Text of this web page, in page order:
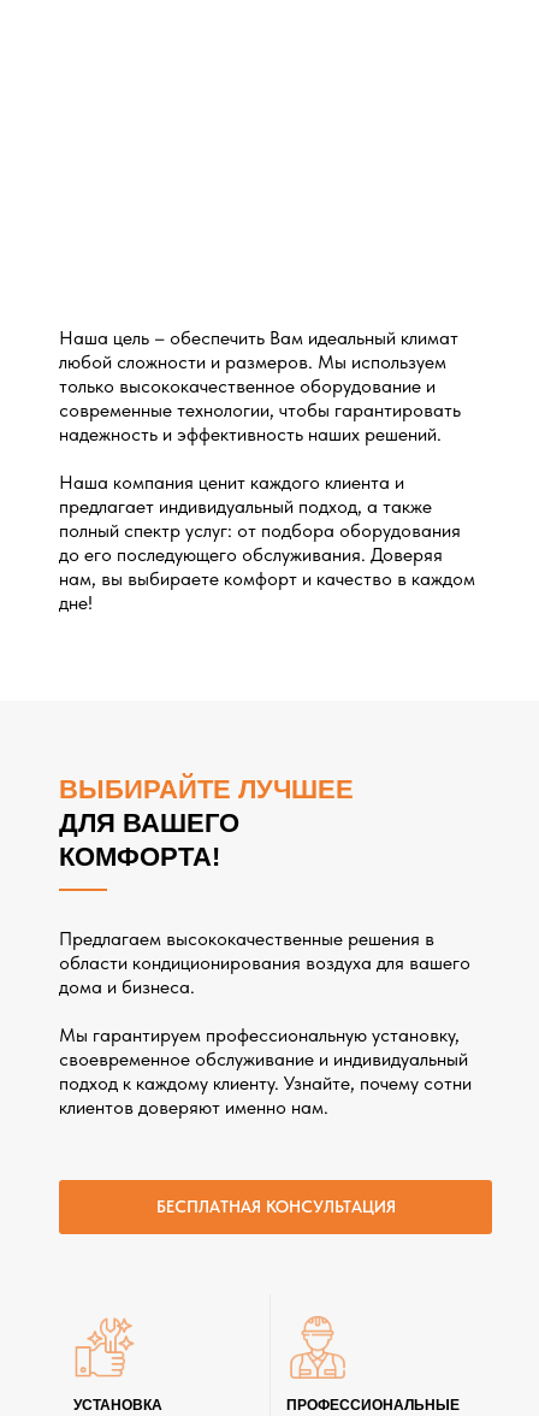
Наша цель – обеспечить Вам идеальный климат
любой сложности и размеров. Мы используем
только высококачественное оборудование и
современные технологии, чтобы гарантировать
надежность и эффективность наших решений.
Наша компания ценит каждого клиента и
предлагает индивидуальный подход, а также
полный спектр услуг: от подбора оборудования
до его последующего обслуживания. Доверяя
нам, вы выбираете комфорт и качество в каждом
дне!
ВЫБИРАЙТЕ ЛУЧШЕЕ
ДЛЯ ВАШЕГО
КОМФОРТА!
Предлагаем высококачественные решения в
области кондиционирования воздуха для вашего
дома и бизнеса.
Мы гарантируем профессиональную установку,
своевременное обслуживание и индивидуальный
подход к каждому клиенту. Узнайте, почему сотни
клиентов доверяют именно нам.
БЕСПЛАТНАЯ КОНСУЛЬТАЦИЯ
УСТАНОВКА
ПРОФЕССИОНАЛЬНЫЕ